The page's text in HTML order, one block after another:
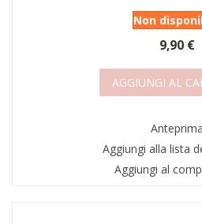
Non
9,90 €
AGGIUNGI AL
Anteprima
Aggiungi alla lista
Aggiungi al